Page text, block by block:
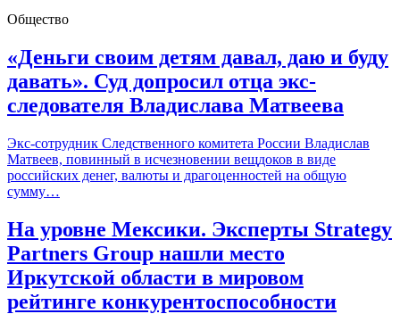
Общество
«Деньги своим детям давал, даю и буду
давать». Суд допросил отца экс-
следователя Владислава Матвеева
Экс-сотрудник Следственного комитета России Владислав
Матвеев, повинный в исчезновении вещдоков в виде
российских денег, валюты и драгоценностей на общую
сумму…
На уровне Мексики. Эксперты Strategy
Partners Group нашли место
Иркутской области в мировом
рейтинге конкурентоспособности